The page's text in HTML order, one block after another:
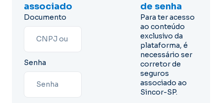
associado
Documento
Senha
de senha
Para ter acesso
ao conteúdo
exclusivo da
plataforma, é
necessário ser
corretor de
seguros
associado ao
Sincor-SP.